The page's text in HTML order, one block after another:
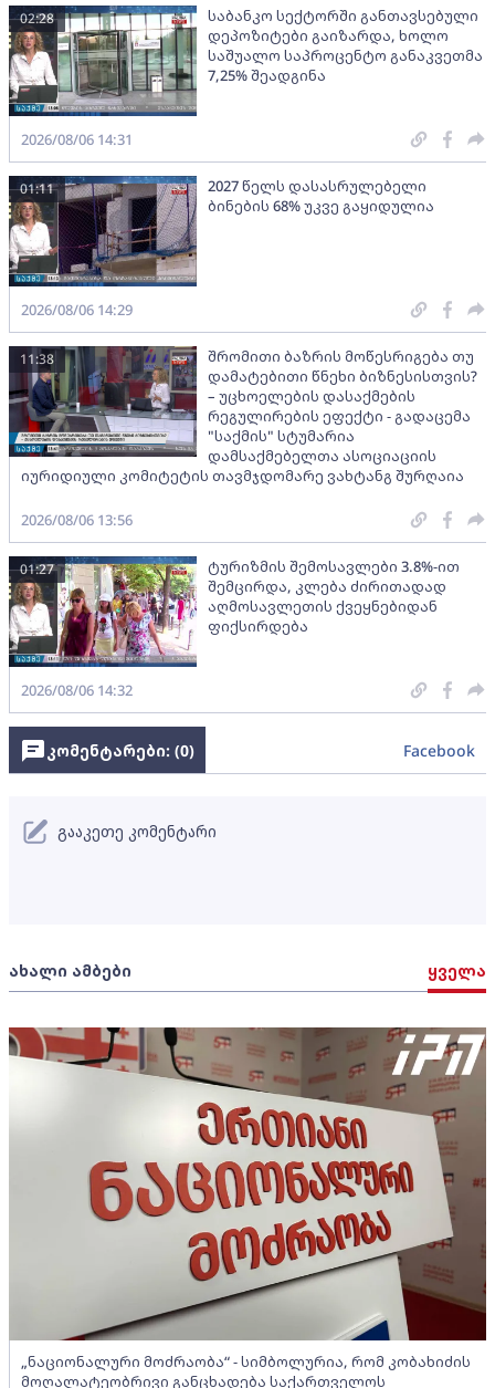
საბანკო სექტორში განთავსებული
დეპოზიტები გაიზარდა, ხოლო
საშუალო საპროცენტო განაკვეთმა
7,25% შეადგინა
02:28
2026/08/06 14:31
2027 წელს დასასრულებელი
ბინების 68% უკვე გაყიდულია
01:11
2026/08/06 14:29
შრომითი ბაზრის მოწესრიგება თუ
დამატებითი წნეხი ბიზნესისთვის?
– უცხოელების დასაქმების
რეგულირების ეფექტი - გადაცემა
"საქმის" სტუმარია
დამსაქმებელთა ასოციაციის
იურიდიული კომიტეტის თავმჯდომარე ვახტანგ შურღაია
11:38
2026/08/06 13:56
ტურიზმის შემოსავლები 3.8%-ით
შემცირდა, კლება ძირითადად
აღმოსავლეთის ქვეყნებიდან
ფიქსირდება
01:27
2026/08/06 14:32
ახალი ამბები ყველა
„ნაციონალური მოძრაობა“ - სიმბოლურია, რომ კობახიძის
მოღალატეობრივი განცხადება საქართველოს
კომენტარები: (0) Facebook
გააკეთე კომენტარი